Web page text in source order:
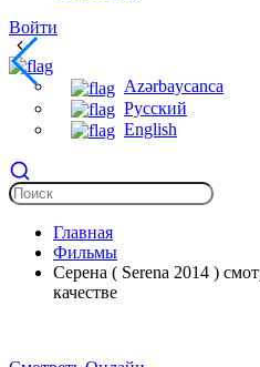
Войти
Azərbaycanca
Русский
English
Главная
Фильмы
Серена ( Serena 2014 )
качестве